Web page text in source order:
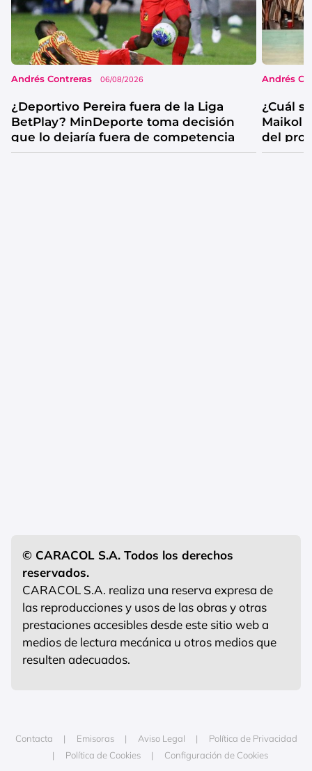
Andrés Contreras 06/08/2026
¿Deportivo Pereira fuera de la Liga
BetPlay? MinDeporte toma decisión
que lo dejaría fuera de competencia
Andrés
¿Cuál
Maikol
del
© CARACOL S.A. Todos los derechos
reservados.
CARACOL S.A. realiza una reserva expresa de
las reproducciones y usos de las obras y otras
prestaciones accesibles desde este sitio web a
medios de lectura mecánica u otros medios que
resulten adecuados.
Contacta Emisoras Aviso Legal
Política de Privacidad
Política de Cookies
Configuración de Cookies